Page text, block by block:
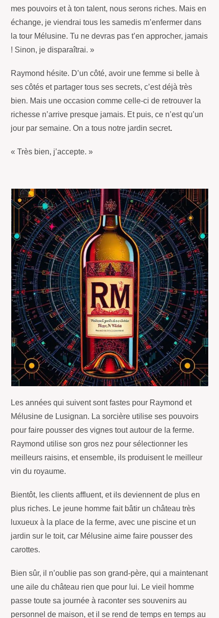
mes pouvoirs et à ton talent, nous serons riches. Mais en
échange, je viendrai tous les samedis m’enfermer dans
la tour Mélusine. Tu ne devras pas t’en approcher, jamais
! Sinon, je disparaîtrai. »
Raymond hésite. D’un côté, avoir une femme si belle à
ses côtés et partager tous ses secrets, c’est déjà très
bien. Mais une occasion comme celle-ci de retrouver la
richesse n’arrive presque jamais. Et puis, ce n’est qu’un
jour par semaine. On a tous notre jardin secret.
« Très bien, j’accepte. »
Les années qui suivent sont fastes pour Raymond et
Mélusine de Lusignan. La sorcière utilise ses pouvoirs
pour faire pousser des vignes tout autour de la ferme.
Raymond utilise son gros nez pour sélectionner les
meilleurs raisins, et ensemble, ils produisent le meilleur
vin du royaume.
Bientôt, les clients affluent, et ils deviennent de plus en
plus riches. Le jeune homme fait bâtir un château très
luxueux à la place de la ferme, avec une piscine et un
jardin sur le toit, car Mélusine aime faire pousser des
carottes.
Bien sûr, il n’oublie pas son grand-père, qui a maintenant
une aile du château rien que pour lui. Le vieil homme
passe toute sa journée à raconter ses souvenirs au
personnel de maison, et il se rend de temps en temps au